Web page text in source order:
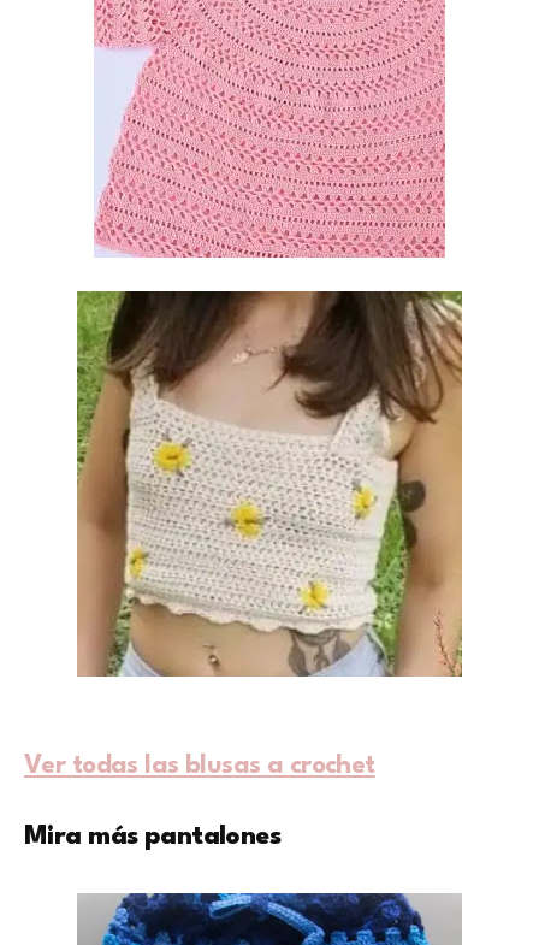
Ver todas las blusas a crochet
Mira más pantalones